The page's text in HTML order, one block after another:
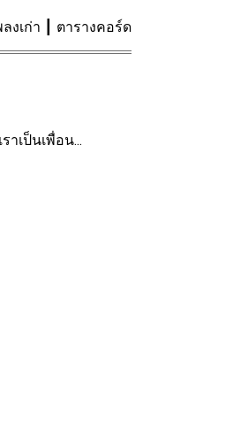
ลงเก่า ตารางคอร์ด
าเป็นเพื่อน...